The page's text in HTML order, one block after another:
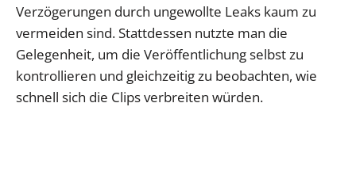
Verzögerungen durch ungewollte Leaks kaum zu
vermeiden sind. Stattdessen nutzte man die
Gelegenheit, um die Veröffentlichung selbst zu
kontrollieren und gleichzeitig zu beobachten, wie
schnell sich die Clips verbreiten würden.